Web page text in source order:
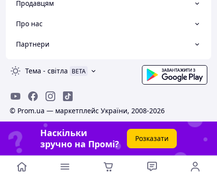
Продавцям
Про нас
Партнери
Тема - світла BETA
© Prom.ua — маркетплейс України, 2008-2026
Наскільки
зручно на Промі?
Розказати